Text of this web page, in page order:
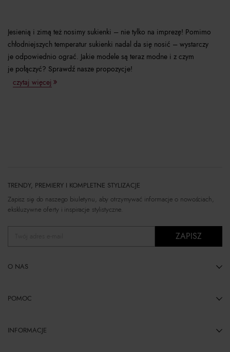
Jesienią i zimą też nosimy sukienki – nie tylko na imprezę! Pomimo
chłodniejszych temperatur sukienki nadal da się nosić – wystarczy
je odpowiednio ograć. Jakie modele są teraz modne i z czym
je połączyć? Sprawdź nasze propozycje!
czytaj więcej
TRENDY, PREMIERY I KOMPLETNE STYLIZACJE
Zapisz się do naszego biuletynu, aby otrzymywać informacje o nowościach,
ekskluzywne oferty i inspiracje stylistyczne.
ZAPISZ
O NAS
POMOC
INFORMACJE